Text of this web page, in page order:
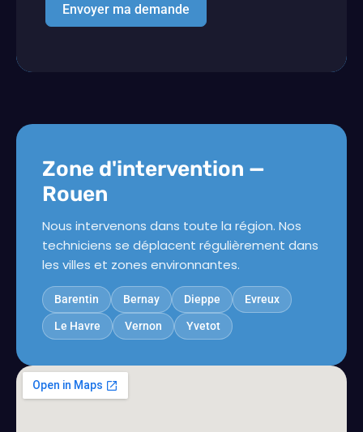
Envoyer ma demande
Zone d'intervention —
Rouen
Nous intervenons dans toute la région. Nos
techniciens se déplacent régulièrement dans
les villes et zones environnantes.
Barentin Bernay Dieppe Evreux
Le Havre Vernon Yvetot